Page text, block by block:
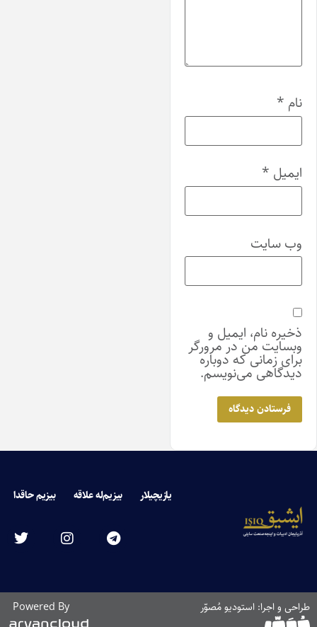
نام*
ایمیل*
وب‌ سایت
ذخیره نام، ایمیل و
وبسایت من در مرورگر
برای زمانی که دوباره
دیدگاهی می‌نویسم.
یازیچیلار بیزیم‌له علاقه بیزیم حاقدا
و اجرا: استودیو مُصوّر Powered By